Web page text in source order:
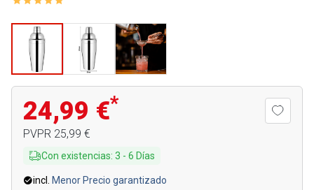
24,99 €*
PVPR 25,99 €
Con existencias: 3 - 6 Días
incl.
Menor Precio garantizado